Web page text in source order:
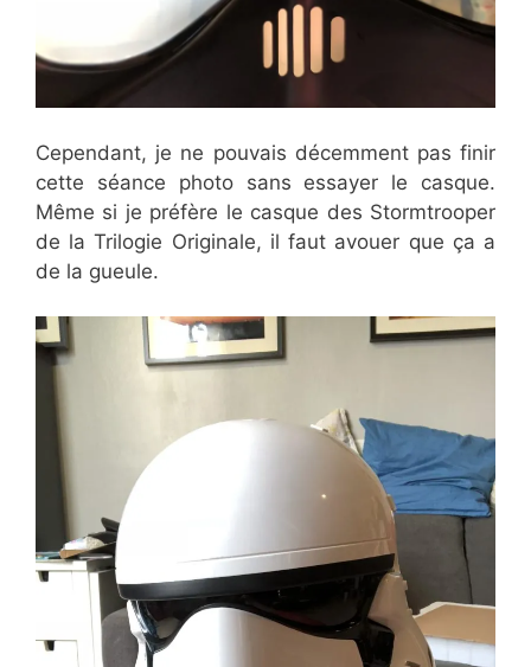
Cependant, je ne pouvais décemment pas finir
cette séance photo sans essayer le casque.
Même si je préfère le casque des Stormtrooper
de la Trilogie Originale, il faut avouer que ça a
de la gueule.